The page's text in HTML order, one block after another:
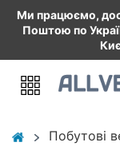
Ми працюємо,
Поштою по
Побутові